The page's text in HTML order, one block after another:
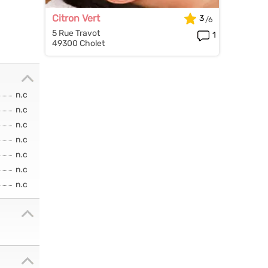
n.c
n.c
n.c
n.c
n.c
n.c
n.c
Citron Vert
5 Rue Travot
49300 Cholet
3
1